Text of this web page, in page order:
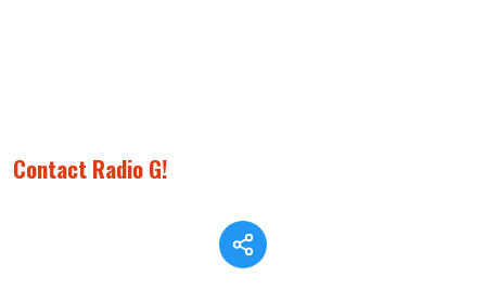
Contact Radio G!